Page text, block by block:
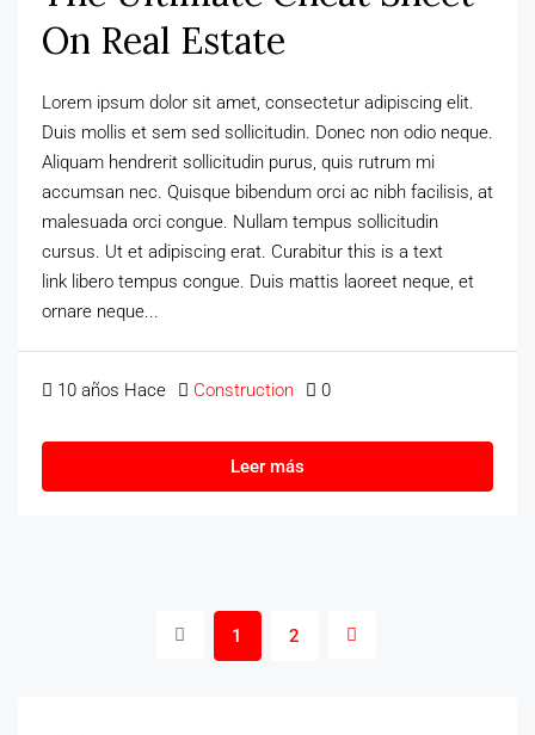
On Real Estate
Lorem ipsum dolor sit amet, consectetur adipiscing elit.
Duis mollis et sem sed sollicitudin. Donec non odio neque.
Aliquam hendrerit sollicitudin purus, quis rutrum mi
accumsan nec. Quisque bibendum orci ac nibh facilisis, at
malesuada orci congue. Nullam tempus sollicitudin
cursus. Ut et adipiscing erat. Curabitur this is a text
link libero tempus congue. Duis mattis laoreet neque, et
ornare neque...
10 años Hace Construction 0
Leer más
1 2